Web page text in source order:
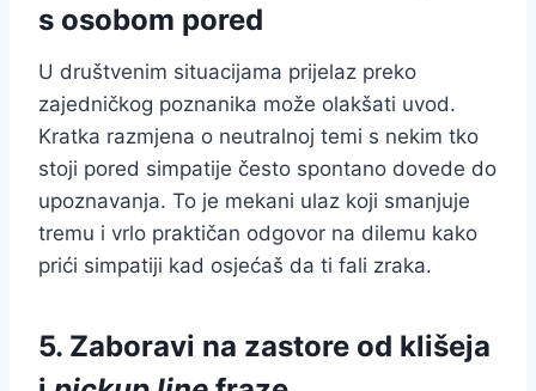
s osobom pored
U društvenim situacijama prijelaz preko
zajedničkog poznanika može olakšati uvod.
Kratka razmjena o neutralnoj temi s nekim tko
stoji pored simpatije često spontano dovede do
upoznavanja. To je mekani ulaz koji smanjuje
tremu i vrlo praktičan odgovor na dilemu kako
prići simpatiji kad osjećaš da ti fali zraka.
5. Zaboravi na zastore od klišeja